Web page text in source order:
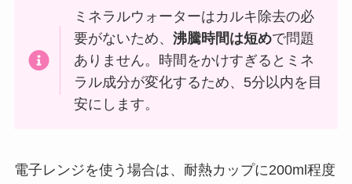
ミネラルウォーターはカルキ除去の必
要がないため、沸騰時間は短めで問題
ありません。時間をかけすぎるとミネ
ラル成分が変化するため、5分以内を目
安にします。
電子レンジを使う場合は、耐熱カップに200ml程度